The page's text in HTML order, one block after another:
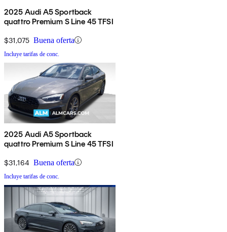
2025 Audi A5 Sportback
quattro Premium S Line 45 TFSI
$31,075 Buena oferta
Incluye tarifas de conc.
2025 Audi A5 Sportback
quattro Premium S Line 45 TFSI
$31,164 Buena oferta
Incluye tarifas de conc.